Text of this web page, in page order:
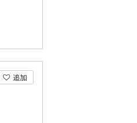
追加